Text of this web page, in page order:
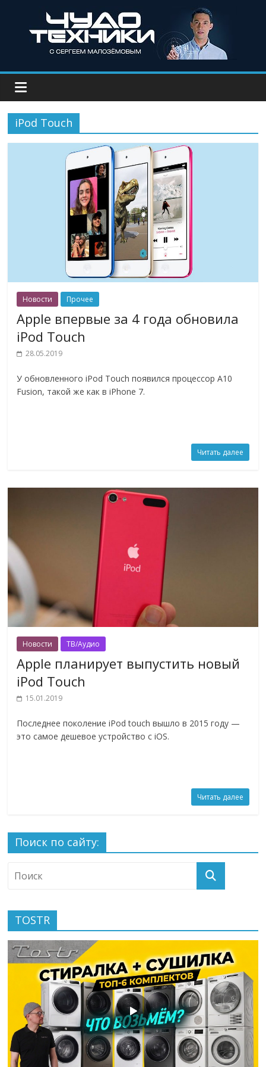
iPod Touch
Новости Прочее
Apple впервые за 4 года обновила
iPod Touch
28.05.2019
У обновленного iPod Touch появился процессор A10
Fusion, такой же как в iPhone 7.
Читать далее
Новости ТВ/Аудио
Apple планирует выпустить новый
iPod Touch
15.01.2019
Последнее поколение iPod touch вышло в 2015 году —
это самое дешевое устройство с iOS.
Читать далее
Поиск по сайту:
TOSTR